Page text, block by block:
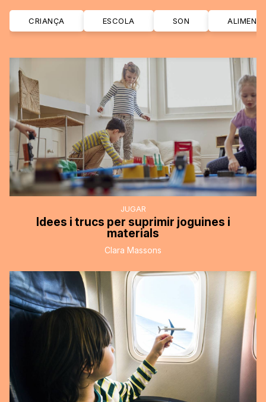
CRIANÇA ESCOLA SON
JUGAR
Idees i trucs per suprimir joguines i
materials
Clara Massons